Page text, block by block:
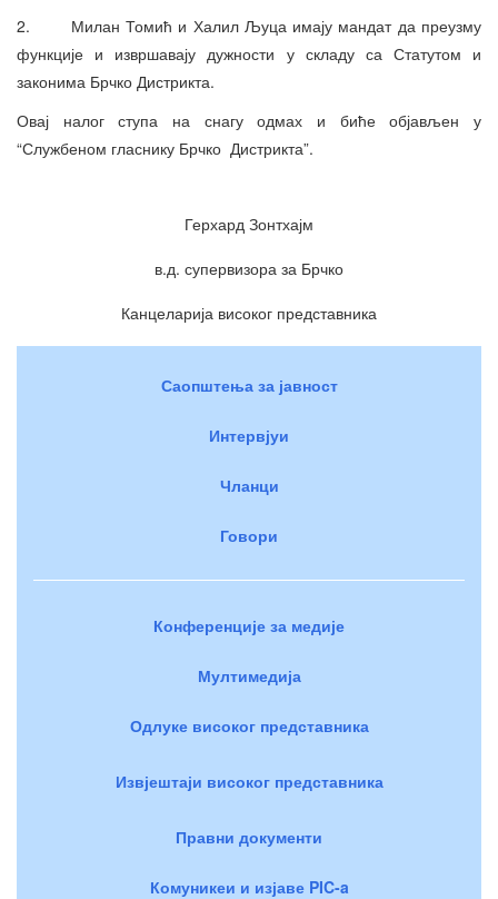
2. Милан Томић и Халил Љуца имају мандат да преузму
функције и извршавају дужности у складу са Статутом и
законима Брчко Дистрикта.
Овај налог ступа на снагу одмах и биће објављен у
“Службеном гласнику Брчко Дистрикта”.
Герхард Зонтхајм
в.д. супервизора за Брчко
Канцеларија високог представника
Саопштења за јавност
Интервјуи
Чланци
Говори
Конференције за медије
Мултимедија
Одлуке високог представника
Извјештаји високог представника
Правни документи
Комуникеи и изјаве PIC-a